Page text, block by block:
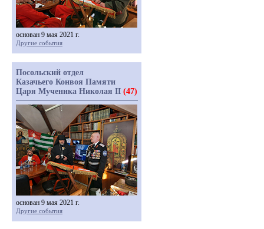
основан 9 мая 2021 г.
Другие события
Посольский отдел
Казачьего Конвоя Памяти
Царя Мученика Николая II (47)
основан 9 мая 2021 г.
Другие события